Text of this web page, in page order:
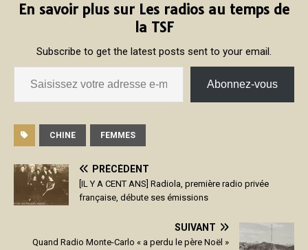
En savoir plus sur Les radios au temps de
la TSF
Subscribe to get the latest posts sent to your email.
Abonnez-vous
CHINE FEMMES
PRÉCÉDENT
[IL Y A CENT ANS] Radiola, première radio privée
française, débute ses émissions
SUIVANT
Quand Radio Monte-Carlo « a perdu le père Noël »